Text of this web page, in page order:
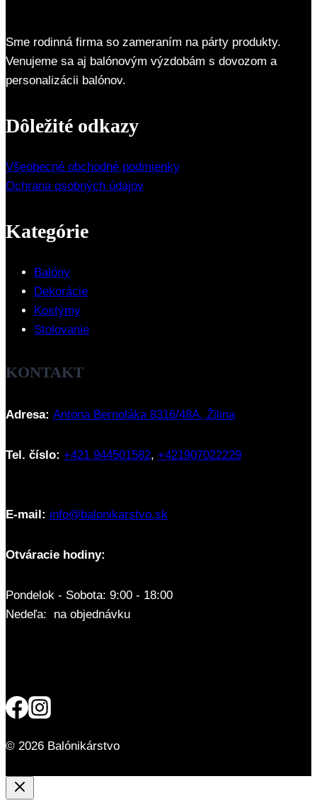
Sme rodinná firma so zameraním na párty produkty.
Venujeme sa aj balónovým výzdobám s dovozom a
personalizácii balónov.
Dôležité odkazy
Všeobecné obchodné podmienky
Ochrana osobných údajov
Kategórie
Balóny
Dekorácie
Kostýmy
Stolovanie
KONTAKT
Adresa: Antona Bernoláka 8316/48A, Žilina
Tel. číslo: +421 944501582, +421907022229
E-mail: info@balonikarstvo.sk
Otváracie hodiny:
Pondelok - Sobota: 9:00 - 18:00
Nedeľa: na objednávku
© 2026 Balónikárstvo